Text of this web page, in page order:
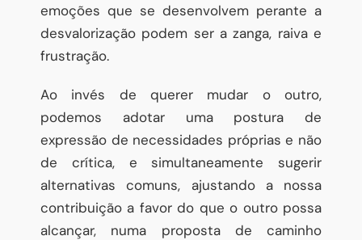
emoções que se desenvolvem perante a
desvalorização podem ser a zanga, raiva e
frustração.
Ao invés de querer mudar o outro,
podemos adotar uma postura de
expressão de necessidades próprias e não
de crítica, e simultaneamente sugerir
alternativas comuns, ajustando a nossa
contribuição a favor do que o outro possa
alcançar, numa proposta de caminho